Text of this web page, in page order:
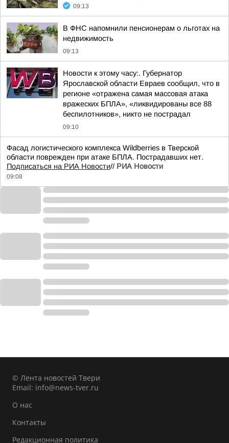
09:13
В ФНС напомнили пенсионерам о льготах на
недвижимость
09:13
Новости к этому часу:. Губернатор
Ярославской области Евраев сообщил, что в
регионе «отражена самая массовая атака
вражеских БПЛА», «ликвидированы все 88
беспилотников», никто не пострадал
09:10
Фасад логистического комплекса Wildberries в Тверской
области поврежден при атаке БПЛА. Пострадавших нет.
Подписаться на РИА Новости// РИА Новости
09:08
© Лента новостей Твери
Email: info@news-tver.ru
О нас
Контакты
Редакционная политика